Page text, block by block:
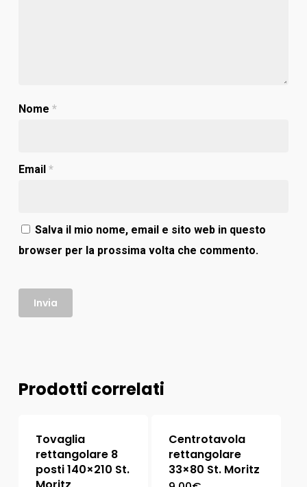
Nome *
Email *
Salva il mio nome, email e sito web in questo
browser per la prossima volta che commento.
Prodotti correlati
Tovaglia
rettangolare 8
posti 140×210 St.
Centrotavola
rettangolare
33×80 St. Moritz